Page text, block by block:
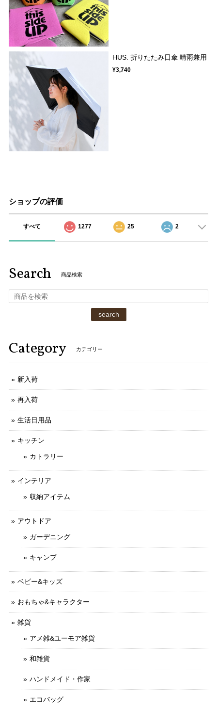
HUS. 折りたたみ日傘 晴雨兼用
¥3,740
ショップの評価
すべて 1277 25 2
Search 商品検索
search
Category カテゴリー
新入荷
再入荷
生活日用品
キッチン
カトラリー
インテリア
収納アイテム
アウトドア
ガーデニング
キャンプ
ベビー&キッズ
おもちゃ&キャラクター
雑貨
アメ雑&ユーモア雑貨
和雑貨
ハンドメイド・作家
エコバッグ